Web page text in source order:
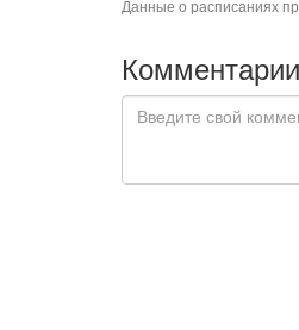
Данные о расписаниях
Комментарии